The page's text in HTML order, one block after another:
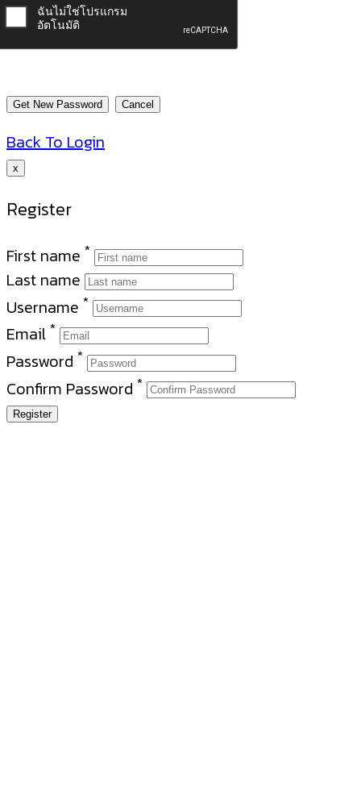
Back To Login
x
Register
First name *
Last name
Username *
Email *
Password *
Confirm Password *
Register